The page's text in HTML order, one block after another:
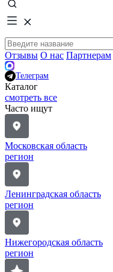
Отзывы О нас Партнерам
Телеграм
Каталог
смотреть все
Часто ищут
Московская область
регион
Ленинградская область
регион
Нижегородская область
регион